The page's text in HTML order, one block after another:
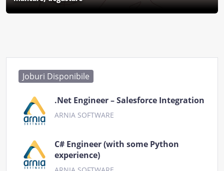
Joburi Disponibile
.Net Engineer – Salesforce Integration
ARNIA SOFTWARE
C# Engineer (with some Python
experience)